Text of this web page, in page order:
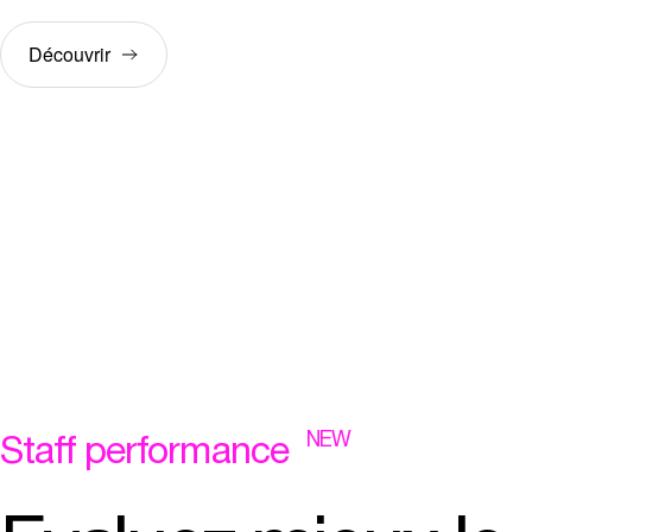
Découvrir
Staff performance NEW